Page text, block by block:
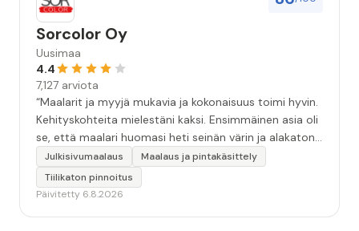
Sorcolor Oy
Uusimaa
4.4
7,127 arviota
“Maalarit ja myyjä mukavia ja kokonaisuus toimi hyvin.
Kehityskohteita mielestäni kaksi. Ensimmäinen asia oli
se, että maalari huomasi heti seinän värin ja alakaton
värin erot mitä en huomannut. Hyvä toki että siinä
kohtaa huomattu mutta toki optimaalisessa
tilanteessa myyjä olisi jo kiinnittänyt tähän huomiota.
Julkisivumaalaus
Maalaus ja pintakäsittely
Tiilikaton pinnoitus
Päivitetty 6.8.2026